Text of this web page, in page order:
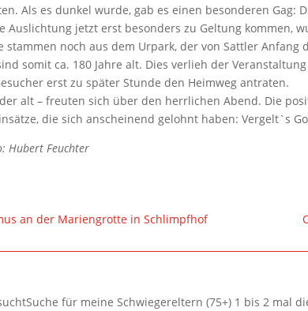
Als es dunkel wurde, gab es einen besonderen Gag:
Auslichtung jetzt erst besonders zu Geltung kommen,
stammen noch aus dem Urpark, der von Sattler Anfang
somit ca. 180 Jahre alt. Dies verlieh der
erst zu später Stunde den Heimweg antraten.
alt – freuten sich über den herrlichen Abend. Die
die sich anscheinend gelohnt haben: Vergelt`s
Hubert Feuchter
an der Mariengrotte in Schlimpfhof
für meine Schwiegereltern (75+) 1 bis 2 mal